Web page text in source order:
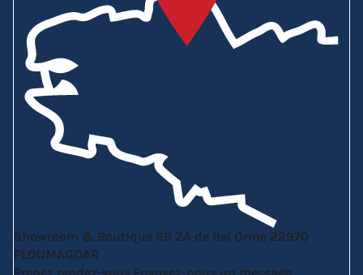
Showroom & Boutique 6B ZA de Bel Orme 22970
PLOUMAGOAR